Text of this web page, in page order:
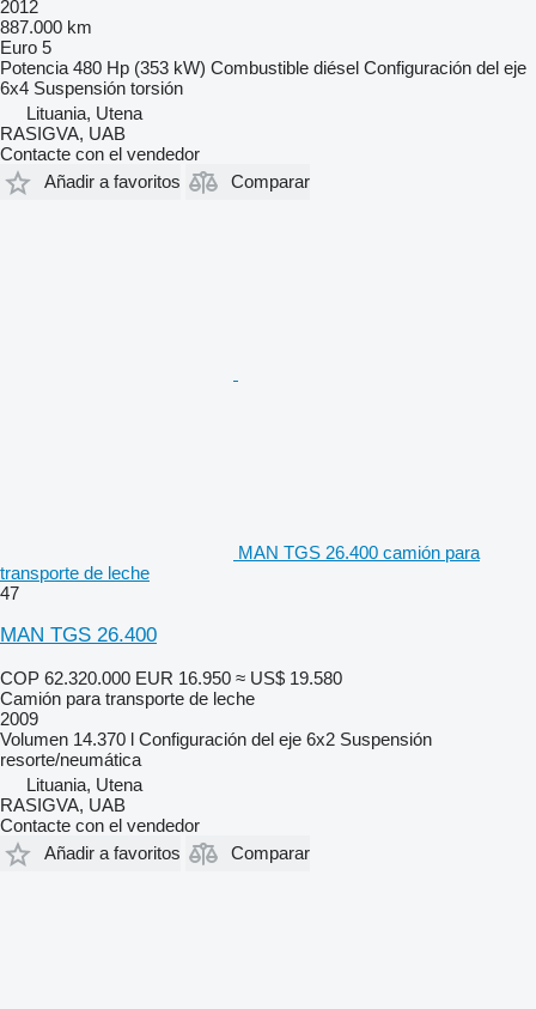
2012
887.000 km
Euro 5
Potencia 480 Hp (353 kW) Combustible diésel Configuración del eje
6x4 Suspensión torsión
Lituania, Utena
RASIGVA, UAB
Contacte con el vendedor
Añadir a favoritos
Comparar
MAN TGS 26.400 camión para
transporte de leche
47
MAN TGS 26.400
COP 62.320.000 EUR 16.950 ≈ US$ 19.580
Camión para transporte de leche
2009
Volumen 14.370 l Configuración del eje 6x2 Suspensión
resorte/neumática
Lituania, Utena
RASIGVA, UAB
Contacte con el vendedor
Añadir a favoritos
Comparar